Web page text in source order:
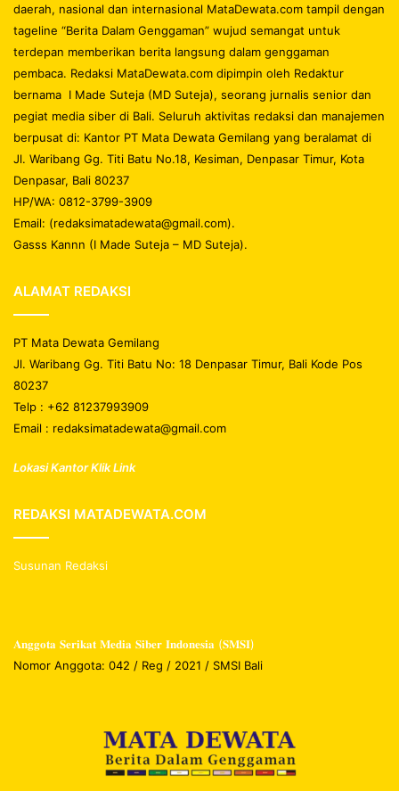
daerah, nasional dan internasional MataDewata.com tampil dengan
tageline “Berita Dalam Genggaman” wujud semangat untuk
terdepan memberikan berita langsung dalam genggaman
pembaca. Redaksi MataDewata.com dipimpin oleh Redaktur
bernama I Made Suteja (MD Suteja), seorang jurnalis senior dan
pegiat media siber di Bali. Seluruh aktivitas redaksi dan manajemen
berpusat di: Kantor PT Mata Dewata Gemilang yang beralamat di
Jl. Waribang Gg. Titi Batu No.18, Kesiman, Denpasar Timur, Kota
Denpasar, Bali 80237
HP/WA: 0812-3799-3909
Email: (redaksimatadewata@gmail.com).
Gasss Kannn (I Made Suteja – MD Suteja).
ALAMAT REDAKSI
PT Mata Dewata Gemilang
Jl. Waribang Gg. Titi Batu No: 18 Denpasar Timur, Bali Kode Pos
80237
Telp : +62 81237993909
Email : redaksimatadewata@gmail.com
Lokasi Kantor Klik Link
REDAKSI MATADEWATA.COM
Susunan Redaksi
𝐀𝐧𝐠𝐠𝐨𝐭𝐚 𝐒𝐞𝐫𝐢𝐤𝐚𝐭 𝐌𝐞𝐝𝐢𝐚 𝐒𝐢𝐛𝐞𝐫 𝐈𝐧𝐝𝐨𝐧𝐞𝐬𝐢𝐚 (𝐒𝐌𝐒𝐈)
Nomor Anggota: 042 / Reg / 2021 / SMSI Bali